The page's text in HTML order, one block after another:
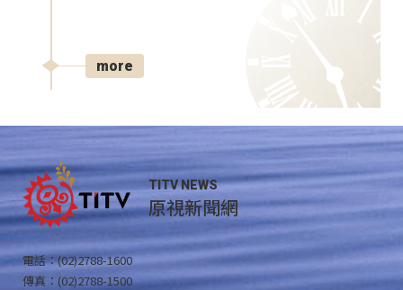
more
TITV NEWS
原視新聞網
電話：(02)2788-1600
傳真：(02)2788-1500